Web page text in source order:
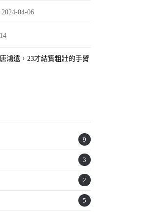
2024-04-06
鴻遠，23才結實粗壯的手臂
9
3
2
5